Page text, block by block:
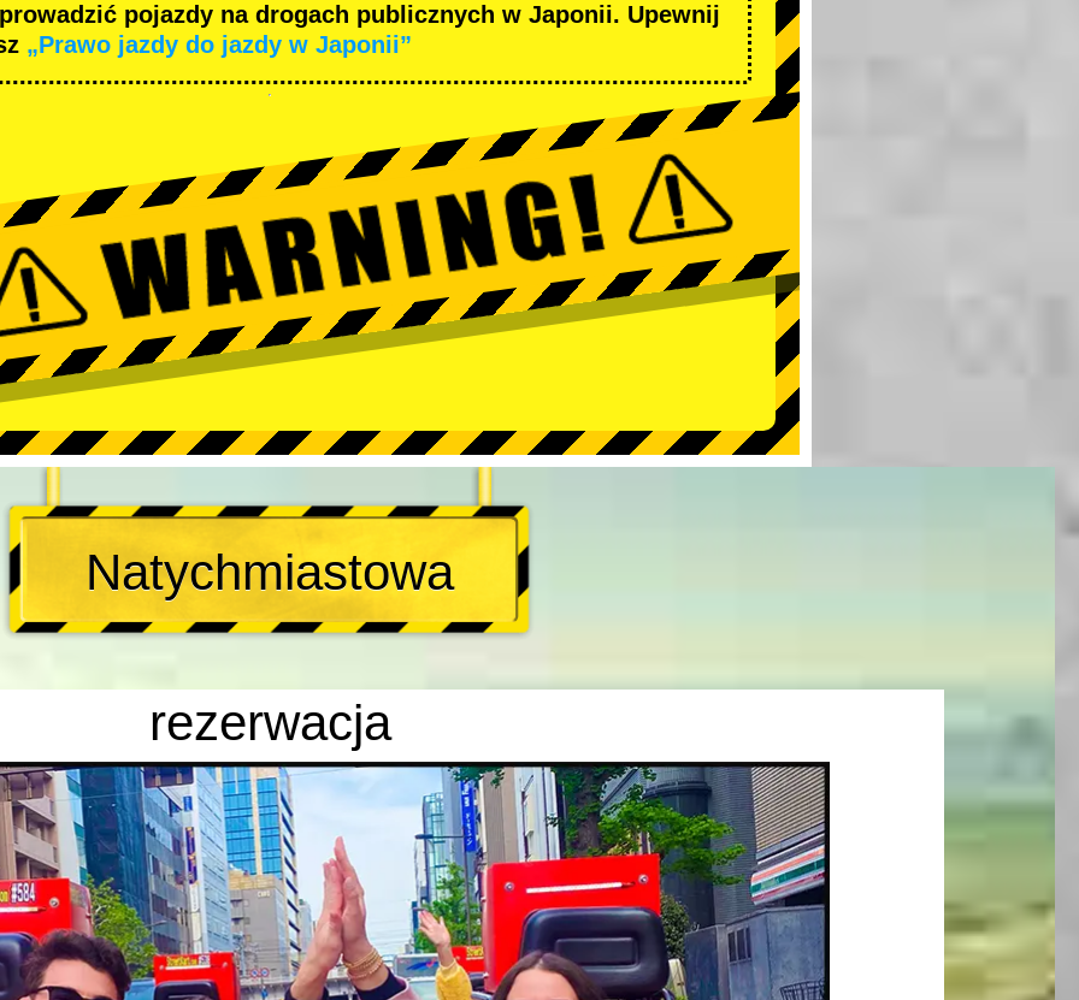
pojazdy na drogach publicznych w Japonii. Upewnij
„Prawo jazdy do jazdy w Japonii”
Natychmiastowa
rezerwacja